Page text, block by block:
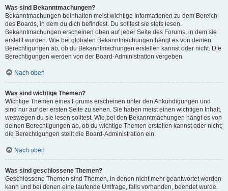
Was sind Bekanntmachungen?
Bekanntmachungen beinhalten meist wichtige Informationen zu dem Bereich
des Boards, in dem du dich befindest. Du solltest sie stets lesen.
Bekanntmachungen erscheinen oben auf jeder Seite des Forums, in dem sie
erstellt wurden. Wie bei globalen Bekanntmachungen hängt es von deinen
Berechtigungen ab, ob du Bekanntmachungen erstellen kannst oder nicht. Die
Berechtigungen werden von der Board-Administration vergeben.
Nach oben
Was sind wichtige Themen?
Wichtige Themen eines Forums erscheinen unter den Ankündigungen und
sind nur auf der ersten Seite zu sehen. Sie haben meist einen wichtigen Inhalt,
weswegen du sie lesen solltest. Wie bei den Bekanntmachungen hängt es von
deinen Berechtigungen ab, ob du wichtige Themen erstellen kannst oder nicht;
die Berechtigungen stellt die Board-Administration ein.
Nach oben
Was sind geschlossene Themen?
Geschlossene Themen sind Themen, in denen nicht mehr geantwortet werden
kann und bei denen eine laufende Umfrage, falls vorhanden, beendet wurde.